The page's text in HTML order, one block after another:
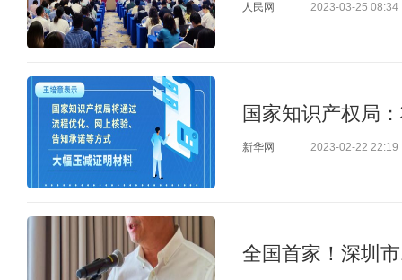
人民网 2023-03-25 08:34
国家知识产权局
新华网 2023-02-22 22:19
全国首家！深圳